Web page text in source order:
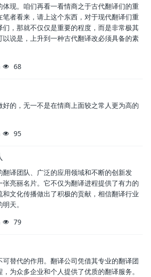
体现。咱们再看一看情商之于古代翻译们的重
笔者看来，请上这个东西，对于现代翻译们重
们，那就不仅仅是重要的程度，而是非常极其
说是，上升到一种古代翻译改必须具备的素
68
的，无一不是在情商上面较之常人更为高的
95
翻译团队、广泛的应用领域和不断的创新发
张亮丽名片。它不仅为翻译进程提供了有力的
文化传播做出了积极的贡献，相信翻译行业
天。
79
替代的作用。翻译公司凭借其专业的翻译团
为众多企业和个人提供了优质的翻译服务。